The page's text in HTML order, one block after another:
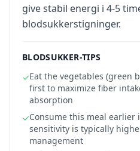
give stabil energi i 4-5
blodsukkerstigninger.
BLODSUKKER-TIPS
✓Eat the vegetables (green
first to maximize fiber
absorption
✓Consume this meal
sensitivity is typically
management